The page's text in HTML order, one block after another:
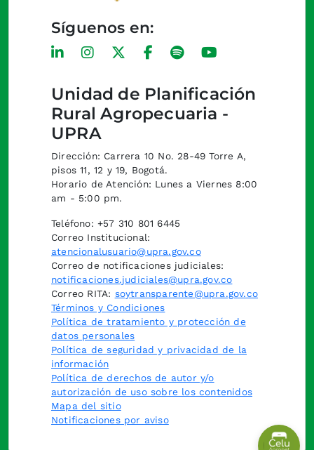
Unidad de Planificación
Rural Agropecuaria -
UPRA
Dirección: Carrera 10 No. 28-49 Torre A,
pisos 11, 12 y 19, Bogotá.
Horario de Atención: Lunes a Viernes 8:00
am - 5:00 pm.
Teléfono: +57 310 801 6445
Correo Institucional:
atencionalusuario@upra.gov.co
Correo de notificaciones judiciales:
notificaciones.judiciales@upra.gov.co
Correo RITA: soytransparente@upra.gov.co
Términos y Condiciones
Política de tratamiento y protección de
datos personales
Política de seguridad y privacidad de la
información
Política de derechos de autor y/o
autorización de uso sobre los contenidos
Mapa del sitio
Notificaciones por aviso
Síguenos en: